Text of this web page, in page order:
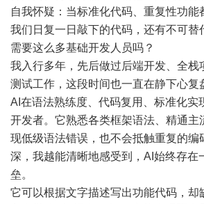
自我怀疑：当标准化代码、重复性功能
我们日复一日敲下的代码，还有不可替
需要这么多基础开发人员吗？
我入行多年，先后做过后端开发、全栈
测试工作，这段时间也一直在静下心复
AI在语法熟练度、代码复用、标准化实
开发者。它熟悉各类框架语法、精通主
现低级语法错误，也不会抵触重复的编
深，我越能清晰地感受到，AI始终存在
垒。
它可以根据文字描述写出功能代码，却